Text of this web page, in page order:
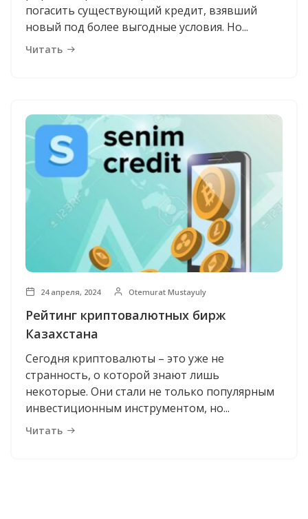
погасить существующий кредит, взявший
новый под более выгодные условия. Но...
Читать
24 апреля, 2024 Otemurat Mustayuly
Рейтинг криптовалютных бирж
Казахстана
Сегодня криптовалюты – это уже не
странность, о которой знают лишь
некоторые. Они стали не только популярным
инвестиционным инструментом, но...
Читать